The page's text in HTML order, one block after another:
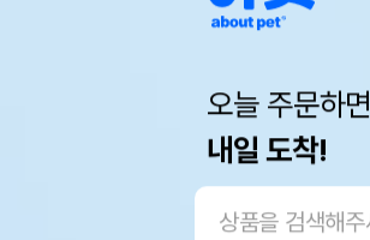
오늘 주문하면
내일 도착!